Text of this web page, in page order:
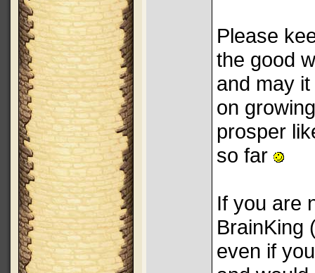
Please
the good
and may
on
prosper
so far
If you are
BrainKing
even if